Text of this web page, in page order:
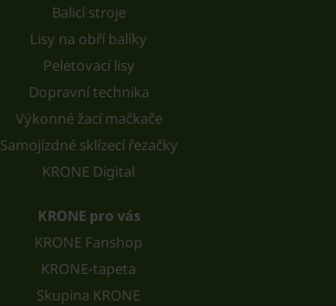
Balicí stroje
Lisy na obří balíky
Peletovací lisy
Dopravní technika
Výkonné žací mačkače
Samojízdné sklízecí řezačky
KRONE Digital
KRONE pro vás
KRONE Fanshop
KRONE-tapeta
Skupina KRONE